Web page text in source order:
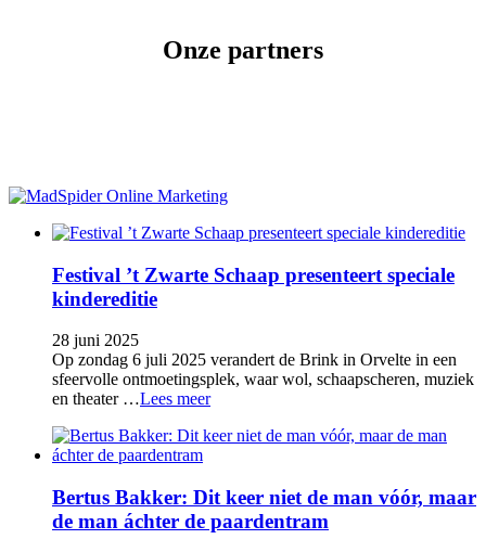
Onze partners
Festival ’t Zwarte Schaap presenteert speciale
kindereditie
28 juni 2025
Op zondag 6 juli 2025 verandert de Brink in Orvelte in een
sfeervolle ontmoetingsplek, waar wol, schaapscheren, muziek
en theater …Lees meer
Bertus Bakker: Dit keer niet de man vóór, maar
de man áchter de paardentram